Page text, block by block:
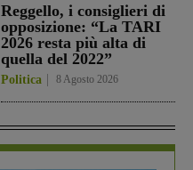
Reggello, i consiglieri di
opposizione: “La TARI
2026 resta più alta di
quella del 2022”
Politica 8 Agosto 2026